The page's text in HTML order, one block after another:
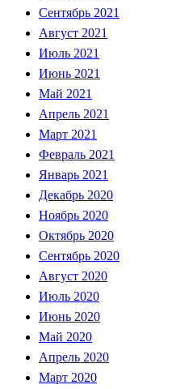
Сентябрь 2021
Август 2021
Июль 2021
Июнь 2021
Май 2021
Апрель 2021
Март 2021
Февраль 2021
Январь 2021
Декабрь 2020
Ноябрь 2020
Октябрь 2020
Сентябрь 2020
Август 2020
Июль 2020
Июнь 2020
Май 2020
Апрель 2020
Март 2020